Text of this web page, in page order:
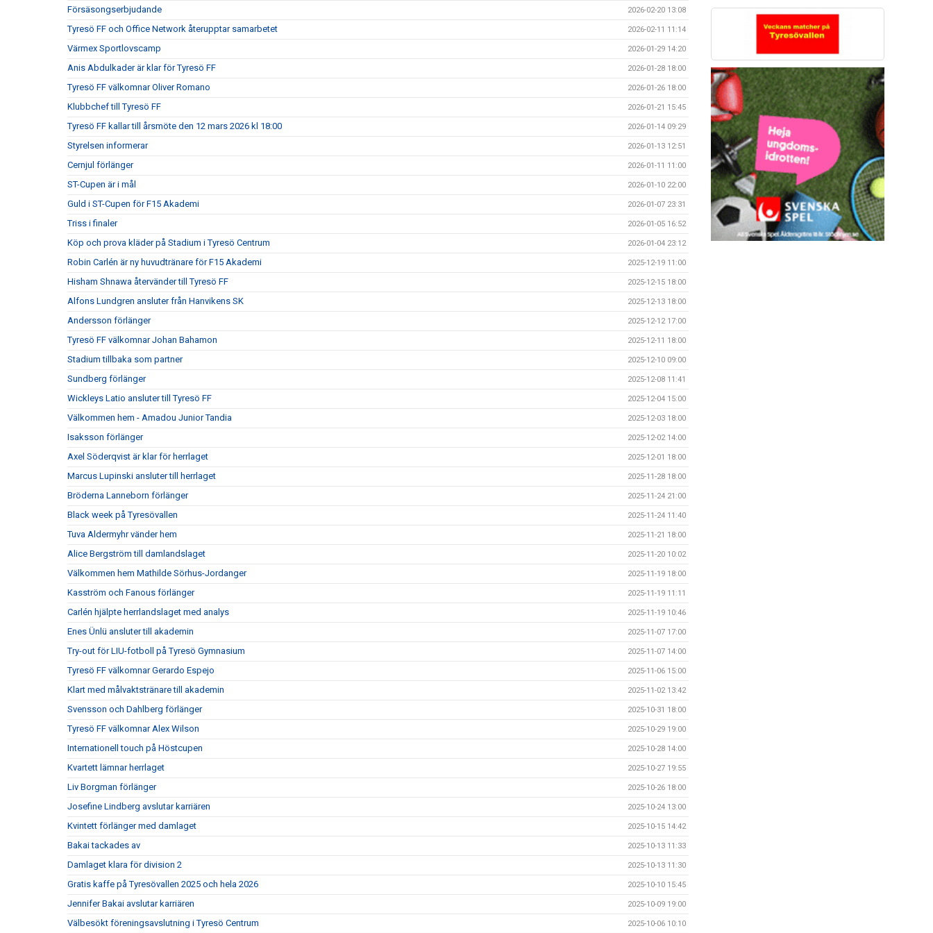
Försäsongserbjudande 2026-02-20 13:08
Tyresö FF och Office Network återupptar samarbetet 2026-02-11 11:14
Värmex Sportlovscamp 2026-01-29 14:20
Anis Abdulkader är klar för Tyresö FF 2026-01-28 18:00
Tyresö FF välkomnar Oliver Romano 2026-01-26 18:00
Klubbchef till Tyresö FF 2026-01-21 15:45
Tyresö FF kallar till årsmöte den 12 mars 2026 kl 18:00 2026-01-14 09:29
Styrelsen informerar 2026-01-13 12:51
Cernjul förlänger 2026-01-11 11:00
ST-Cupen är i mål 2026-01-10 22:00
Guld i ST-Cupen för F15 Akademi 2026-01-07 23:31
Triss i finaler 2026-01-05 16:52
Köp och prova kläder på Stadium i Tyresö Centrum 2026-01-04 23:12
Robin Carlén är ny huvudtränare för F15 Akademi 2025-12-19 11:00
Hisham Shnawa återvänder till Tyresö FF 2025-12-15 18:00
Alfons Lundgren ansluter från Hanvikens SK 2025-12-13 18:00
Andersson förlänger 2025-12-12 17:00
Tyresö FF välkomnar Johan Bahamon 2025-12-11 18:00
Stadium tillbaka som partner 2025-12-10 09:00
Sundberg förlänger 2025-12-08 11:41
Wickleys Latio ansluter till Tyresö FF 2025-12-04 15:00
Välkommen hem - Amadou Junior Tandia 2025-12-03 18:00
Isaksson förlänger 2025-12-02 14:00
Axel Söderqvist är klar för herrlaget 2025-12-01 18:00
Marcus Lupinski ansluter till herrlaget 2025-11-28 18:00
Bröderna Lanneborn förlänger 2025-11-24 21:00
Black week på Tyresövallen 2025-11-24 11:40
Tuva Aldermyhr vänder hem 2025-11-21 18:00
Alice Bergström till damlandslaget 2025-11-20 10:02
Välkommen hem Mathilde Sörhus-Jordanger 2025-11-19 18:00
Kasström och Fanous förlänger 2025-11-19 11:11
Carlén hjälpte herrlandslaget med analys 2025-11-19 10:46
Enes Ünlü ansluter till akademin 2025-11-07 17:00
Try-out för LIU-fotboll på Tyresö Gymnasium 2025-11-07 14:00
Tyresö FF välkomnar Gerardo Espejo 2025-11-06 15:00
Klart med målvaktstränare till akademin 2025-11-02 13:42
Svensson och Dahlberg förlänger 2025-10-31 18:00
Tyresö FF välkomnar Alex Wilson 2025-10-29 19:00
Internationell touch på Höstcupen 2025-10-28 14:00
Kvartett lämnar herrlaget 2025-10-27 19:55
Liv Borgman förlänger 2025-10-26 18:00
Josefine Lindberg avslutar karriären 2025-10-24 13:00
Kvintett förlänger med damlaget 2025-10-15 14:42
Bakai tackades av 2025-10-13 11:33
Damlaget klara för division 2 2025-10-13 11:30
Gratis kaffe på Tyresövallen 2025 och hela 2026 2025-10-10 15:45
Jennifer Bakai avslutar karriären 2025-10-09 19:00
Välbesökt föreningsavslutning i Tyresö Centrum 2025-10-06 10:10